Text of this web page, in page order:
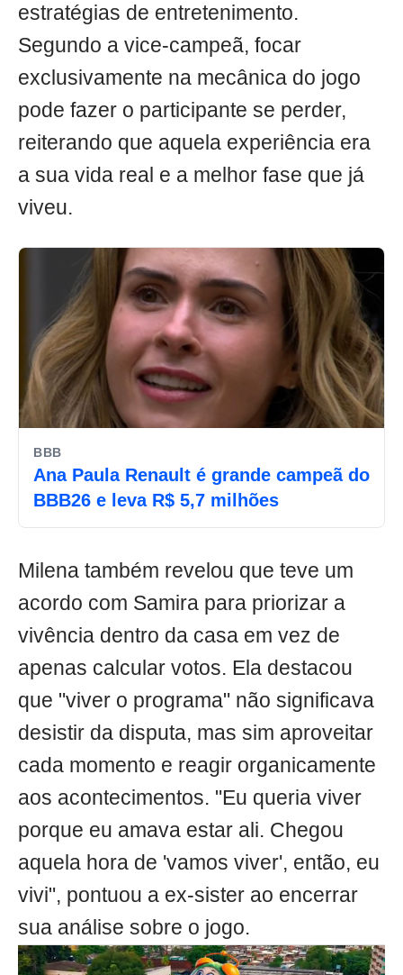
estratégias de entretenimento.
Segundo a vice-campeã, focar
exclusivamente na mecânica do jogo
pode fazer o participante se perder,
reiterando que aquela experiência era
a sua vida real e a melhor fase que já
viveu.
BBB
Ana Paula Renault é grande campeã do
BBB26 e leva R$ 5,7 milhões
Milena também revelou que teve um
acordo com Samira para priorizar a
vivência dentro da casa em vez de
apenas calcular votos. Ela destacou
que "viver o programa" não significava
desistir da disputa, mas sim aproveitar
cada momento e reagir organicamente
aos acontecimentos. "Eu queria viver
porque eu amava estar ali. Chegou
aquela hora de 'vamos viver', então, eu
vivi", pontuou a ex-sister ao encerrar
sua análise sobre o jogo.